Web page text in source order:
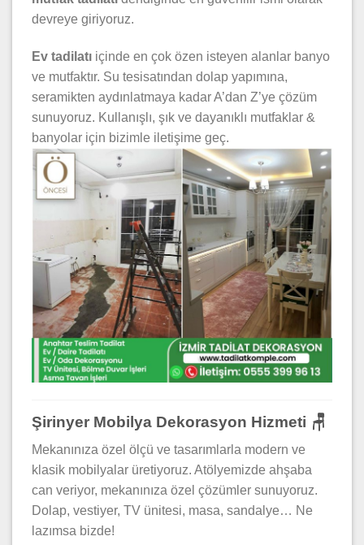
devreye giriyoruz.
Ev tadilatı içinde en çok özen isteyen alanlar banyo
ve mutfaktır. Su tesisatından dolap yapımına,
seramikten aydınlatmaya kadar A’dan Z’ye çözüm
sunuyoruz. Kullanışlı, şık ve dayanıklı mutfaklar &
banyolar için bizimle iletişime geç.
Şirinyer Mobilya Dekorasyon Hizmeti 🪑
Mekanınıza özel ölçü ve tasarımlarla modern ve
klasik mobilyalar üretiyoruz. Atölyemizde ahşaba
can veriyor, mekanınıza özel çözümler sunuyoruz.
Dolap, vestiyer, TV ünitesi, masa, sandalye… Ne
lazımsa bizde!